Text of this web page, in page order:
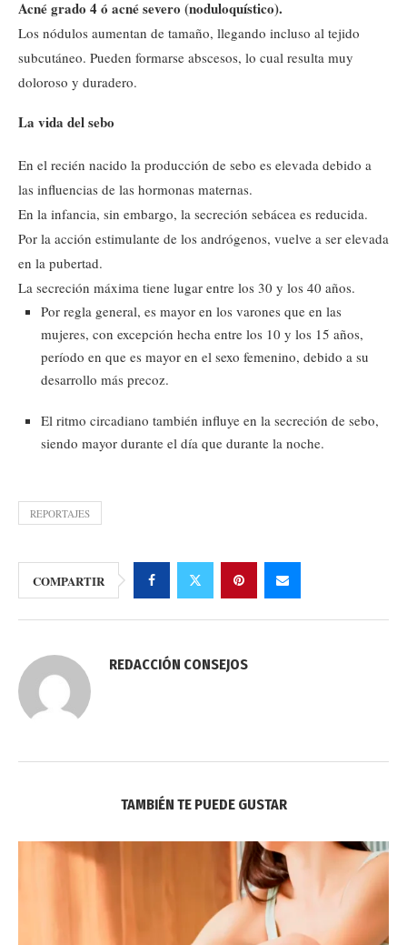
Acné grado 4 ó acné severo (noduloquístico).
Los nódulos aumentan de tamaño, llegando incluso al tejido
subcutáneo. Pueden formarse abscesos, lo cual resulta muy
doloroso y duradero.
La vida del sebo
En el recién nacido la producción de sebo es elevada debido a
las influencias de las hormonas maternas.
En la infancia, sin embargo, la secreción sebácea es reducida.
Por la acción estimulante de los andrógenos, vuelve a ser elevada
en la pubertad.
La secreción máxima tiene lugar entre los 30 y los 40 años.
Por regla general, es mayor en los varones que en las
mujeres, con excepción hecha entre los 10 y los 15 años,
período en que es mayor en el sexo femenino, debido a su
desarrollo más precoz.
El ritmo circadiano también influye en la secreción de sebo,
siendo mayor durante el día que durante la noche.
REPORTAJES
COMPARTIR
REDACCIÓN CONSEJOS
TAMBIÉN TE PUEDE GUSTAR